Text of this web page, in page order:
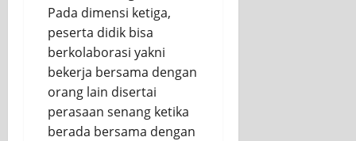
Pada dimensi ketiga,
peserta didik bisa
berkolaborasi yakni
bekerja bersama dengan
orang lain disertai
perasaan senang ketika
berada bersama dengan